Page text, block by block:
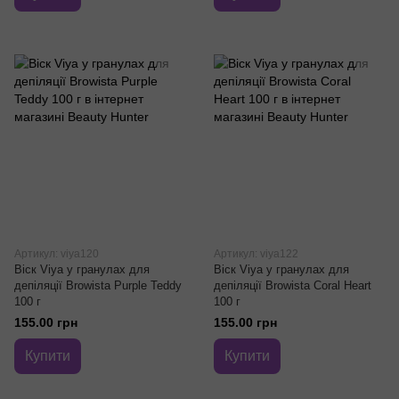
Артикул: viya120
Віск Viya у гранулах для
депіляції Browista Purple Teddy
100 г
155.00 грн
Купити
Артикул: viya122
Віск Viya у гранулах для
депіляції Browista Coral Heart
100 г
155.00 грн
Купити